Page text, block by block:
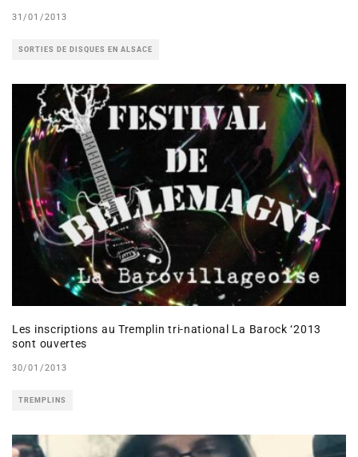
31/01/2013
SORTIES DE DISQUES EN ALSACE
Les inscriptions au Tremplin tri-national La Barock ‘2013
sont ouvertes
30/01/2013
TREMPLINS